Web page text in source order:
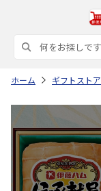
ホーム ギフトストア